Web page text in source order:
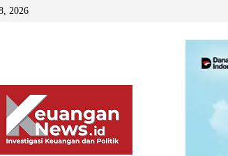
2026